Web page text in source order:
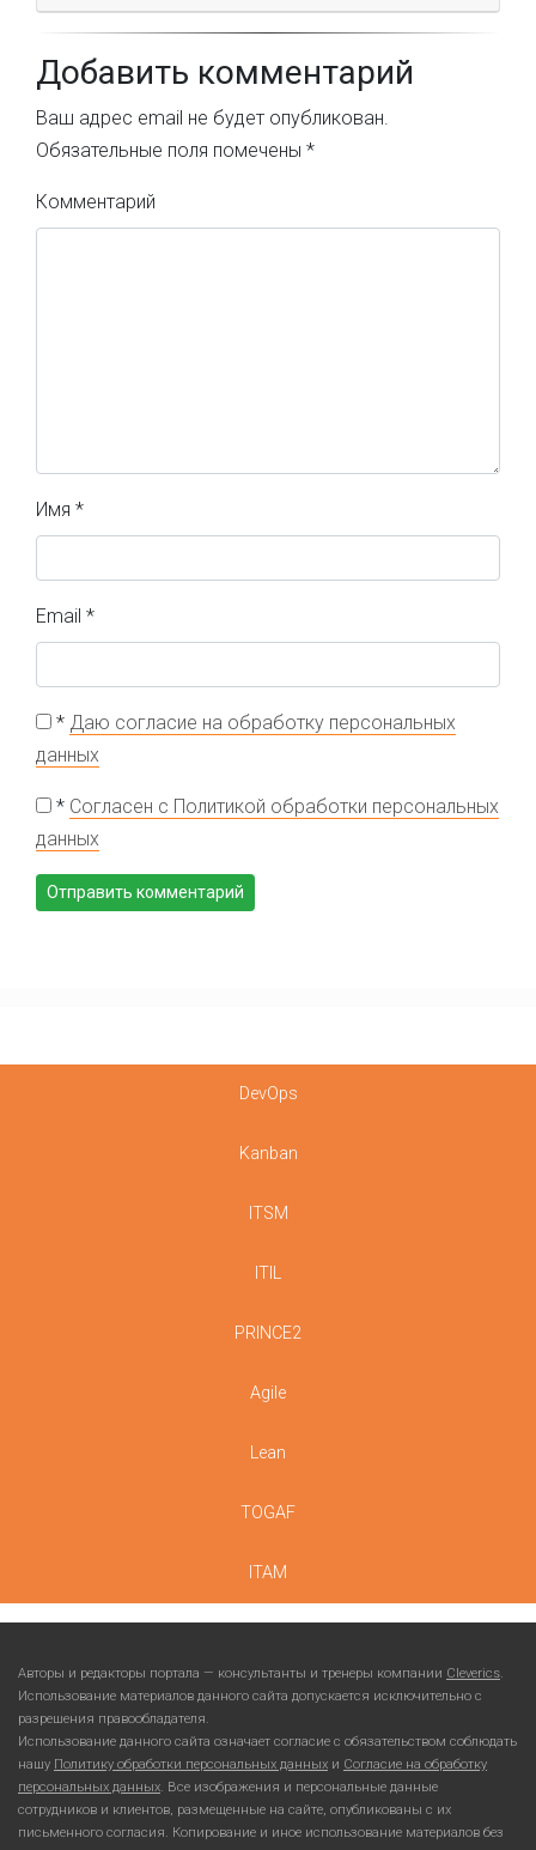
Добавить комментарий
Ваш адрес email не будет опубликован.
Обязательные поля помечены *
Комментарий
Имя *
Email *
* Даю согласие на обработку персональных
данных
* Согласен с Политикой обработки персональных
данных
DevOps
Kanban
ITSM
ITIL
PRINCE2
Agile
Lean
TOGAF
ITAM
Авторы и редакторы портала — консультанты и тренеры компании Cleverics.
Использование материалов данного сайта допускается исключительно с
разрешения правообладателя.
Использование данного сайта означает согласие с обязательством соблюдать
нашу Политику обработки персональных данных и Согласие на обработку
персональных данных. Все изображения и персональные данные
сотрудников и клиентов, размещенные на сайте, опубликованы с их
письменного согласия. Копирование и иное использование материалов без